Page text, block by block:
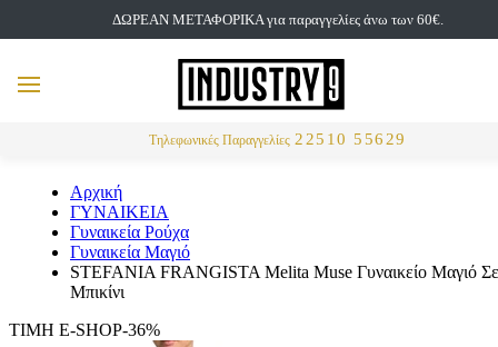
ΔΩΡΕΑΝ ΜΕΤΑΦΟΡΙΚΑ για παραγγελίες άνω των 60€.
Τηλεφωνικές Παραγγελίες 22510 55629
MENU
Αρχική
ΓΥΝΑΙΚΕΙΑ
Γυναικεία Ρούχα
Γυναικεία Μαγιό
STEFANIA FRANGISTA Melita Muse Γυναικείο Μαγιό
Μπικίνι
ΤΙΜΗ E-SHOP-36%